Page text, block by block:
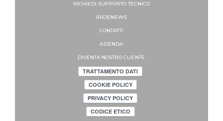
RICHIEDI SUPPORTOTECNICO
IRIDENEWS
CONTATTI
AZIENDA
DIVENTA NOSTRO CLIENTE